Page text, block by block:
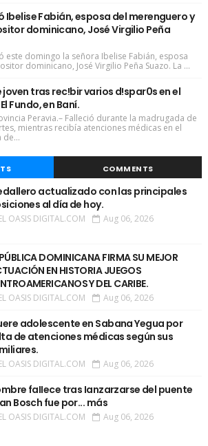
Ibelise Fabián, esposa del merenguero y
dominicano, José Virgilio Peña
este domingo la señora Ibelise Fabián, esposa
dominicano, José Virgilio Peña Suazo. La ...
joven tras rec!bir varios d!spar0s en el
Fundo, en Baní.
Peravia.– Falleció durante la madrugada de
mientras recibía atenciones médicas en el
de...
COMMENTS
actualizado con las principales
al día de hoy.
OASIS DIGITAL.COM Aug 06, 2026
DOMINICANA FIRMA SU MEJOR
EN HISTORIA JUEGOS
Y DEL CARIBE.
OASIS DIGITAL.COM Aug 06, 2026
adolescente en Sabana Yegua por
de atenciones médicas según sus
OASIS DIGITAL.COM Aug 06, 2026
faIIece tras Ianzarzarse del puente
Bosch fue por... más
OASIS DIGITAL.COM Aug 06, 2026